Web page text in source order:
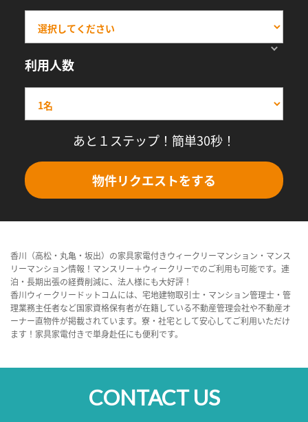
利用人数
あと１ステップ！簡単30秒！
物件リクエストをする
香川（高松・丸亀・坂出）の家具家電付きウィークリーマンション・マンス
リーマンション情報！マンスリー＋ウィークリーでのご利用も可能です。連
泊・長期出張の経費削減に、法人様にも大好評！
香川ウィークリードットコムには、宅地建物取引士・マンション管理士・管
理業務主任者など国家資格保有者が在籍している不動産管理会社や不動産オ
ーナー直物件が掲載されています。寮・社宅として安心してご利用いただけ
ます！家具家電付きで単身赴任にも便利です。
CONTACT US